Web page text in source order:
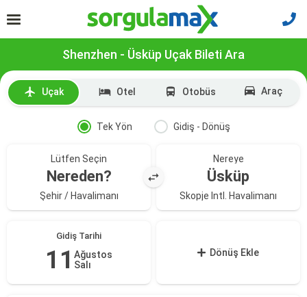
Shenzhen - Üsküp Uçak Bileti Ara
Uçak Otel Otobüs Araç
Tek Yön Gidiş - Dönüş
Lütfen Seçin
Nereden?
Şehir / Havalimanı
Nereye
Üsküp
Skopje Intl. Havalimanı
Gidiş Tarihi
11 Ağustos
Salı
Dönüş Ekle